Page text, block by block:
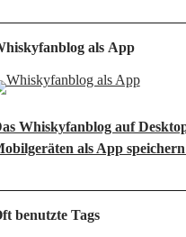
als App
Whiskyfanblog auf
als App speichern
benutzte Tags